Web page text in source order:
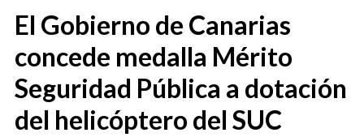
El Gobierno de Canarias
concede medalla Mérito
Seguridad Pública a dotación
del helicóptero del SUC